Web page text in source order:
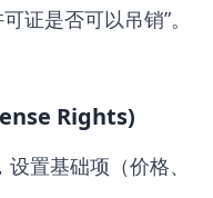
证是否可以吊销”。
Rights)
，设置基础项（价格、